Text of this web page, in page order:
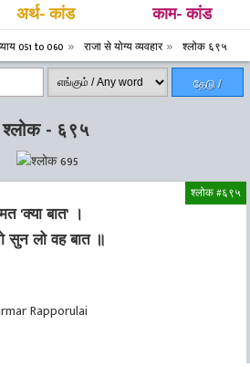
अर्थ- कांड काम- कांड
051 to 060 राजा से योग्य व्यवहार श्लोक ६९५
தேடு /
श्लोक - ६९५
श्लोक #६९५
'क्या बात' ।
सुन लो वह बात ॥
Rapporulai